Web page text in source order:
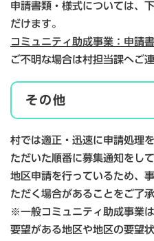
申請書類・様式については、
だけます。
コミュニティ助成事業：申請
ご不明な場合は村担当課へご
その他
村では適正・迅速に申請処理
ただいた順番に募集通知をし
地区申請を行っているため、
ただく場合があることをご了承
※一般コミュニティ助成事業
要望がある地区や地区の要望